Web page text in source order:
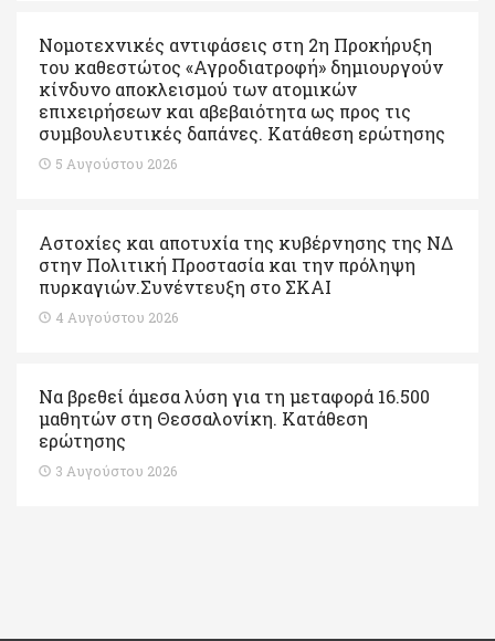
Νομοτεχνικές αντιφάσεις στη 2η Προκήρυξη
του καθεστώτος «Αγροδιατροφή» δημιουργούν
κίνδυνο αποκλεισμού των ατομικών
επιχειρήσεων και αβεβαιότητα ως προς τις
συμβουλευτικές δαπάνες. Κατάθεση ερώτησης
5 Αυγούστου 2026
Αστοχίες και αποτυχία της κυβέρνησης της ΝΔ
στην Πολιτική Προστασία και την πρόληψη
πυρκαγιών.Συνέντευξη στο ΣΚΑΙ
4 Αυγούστου 2026
Να βρεθεί άμεσα λύση για τη μεταφορά 16.500
μαθητών στη Θεσσαλονίκη. Κατάθεση
ερώτησης
3 Αυγούστου 2026